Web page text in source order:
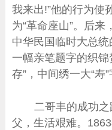
我来出!”他的行为使
为“革命座山”。后
中华民国临时大总
一幅亲笔题字的织
存”，中间绣一大“寿
二哥丰的成功
父，生活艰难。